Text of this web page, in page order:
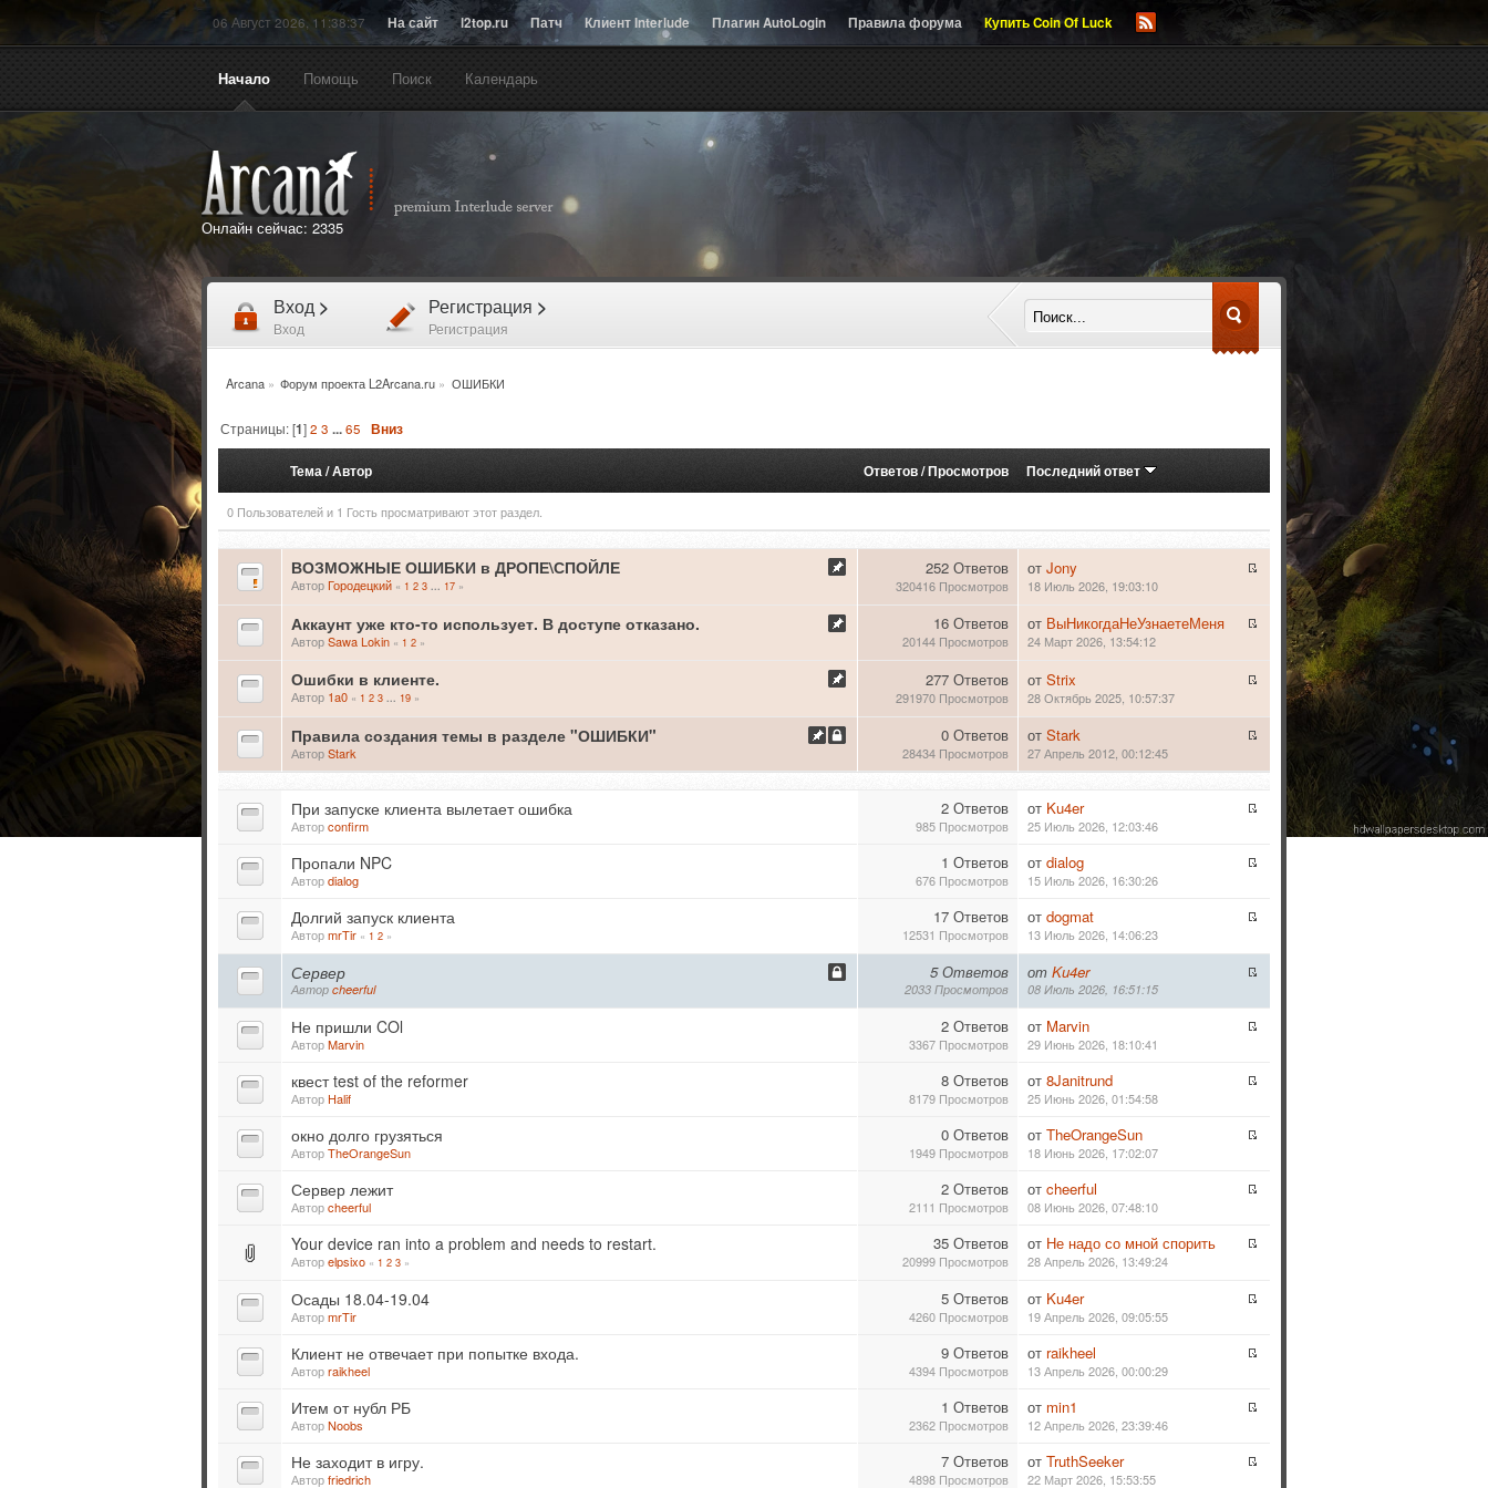
06 Август 2026, 11:38:37 На сайт l2top.ru Патч Клиент Interlude Плагин AutoLogin Правила форума Купить Coin Of Luck
Начало Помощь Поиск Календарь
Онлайн сейчас: 2335
Вход >
Вход
Регистрация >
Регистрация
Arcana» Форум проекта L2Arcana.ru » ОШИБКИ
Страницы: [1]2 3 ...65 Вниз
Тема/Автор Ответов/Просмотров Последний ответ
0 Пользователей и 1 Гость просматривают этот раздел.
ВОЗМОЖНЫЕ ОШИБКИ в ДРОПЕ\СПОЙЛЕ
Автор Городецкий « 1 2 3 ... 17 »
252 Ответов
320416 Просмотров
от Jony
18 Июль 2026, 19:03:10
Аккаунт уже кто-то использует. В доступе отказано.
АвторSawa Lokin « 1 2 »
16 Ответов
20144 Просмотров
от ВыНикогдаНеУзнаетеМеня
24 Март 2026, 13:54:12
Ошибки в клиенте.
Автор 1a0 « 1 2 3 ... 19 »
277 Ответов
291970 Просмотров
от Strix
28 Октябрь 2025, 10:57:37
Правила создания темы в разделе "ОШИБКИ"
АвторStark
0 Ответов
28434 Просмотров
от Stark
27 Апрель 2012, 00:12:45
При запуске клиента вылетает ошибка
Авторconfirm
2 Ответов
985 Просмотров
от Ku4er
25 Июль 2026, 12:03:46
Пропали NPC
Авторdialog
1 Ответов
676 Просмотров
от dialog
15 Июль 2026, 16:30:26
Долгий запуск клиента
АвторmrTir « 1 2 »
17 Ответов
12531 Просмотров
от dogmat
13 Июль 2026, 14:06:23
Сервер
Автор cheerful
5 Ответов
2033 Просмотров
от Ku4er
08 Июль 2026, 16:51:15
Не пришли COl
АвторMarvin
2 Ответов
3367 Просмотров
от Marvin
29 Июнь 2026, 18:10:41
квест test of the reformer
Автор Halif
8 Ответов
8179 Просмотров
от 8Janitrund
25 Июнь 2026, 01:54:58
окно долго грузяться
АвторTheOrangeSun
0 Ответов
1949 Просмотров
от TheOrangeSun
18 Июнь 2026, 17:02:07
Сервер лежит
Авторcheerful
2 Ответов
2111 Просмотров
от cheerful
08 Июнь 2026, 07:48:10
Your device ran into a problem and needs to restart.
Авторelpsixo « 1 2 3 »
35 Ответов
20999 Просмотров
от Не надо со мной спорить
28 Апрель 2026, 13:49:24
Осады 18.04-19.04
АвторmrTir
5 Ответов
4260 Просмотров
от Ku4er
19 Апрель 2026, 09:05:55
Клиент не отвечает при попытке входа.
Авторraikheel
9 Ответов
4394 Просмотров
от raikheel
13 Апрель 2026, 00:00:29
Итем от нубл РБ
АвторNoobs
1 Ответов
2362 Просмотров
от min1
12 Апрель 2026, 23:39:46
Не заходит в игру.
Авторfriedrich
7 Ответов
4898 Просмотров
от TruthSeeker
22 Март 2026, 15:53:55